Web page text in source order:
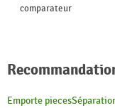
comparateur
Emporte pieces